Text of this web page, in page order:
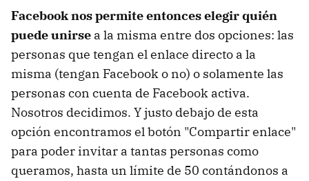
Facebook nos permite entonces elegir quién
puede unirse a la misma entre dos opciones: las
personas que tengan el enlace directo a la
misma (tengan Facebook o no) o solamente las
personas con cuenta de Facebook activa.
Nosotros decidimos. Y justo debajo de esta
opción encontramos el botón "Compartir enlace"
para poder invitar a tantas personas como
queramos, hasta un límite de 50 contándonos a